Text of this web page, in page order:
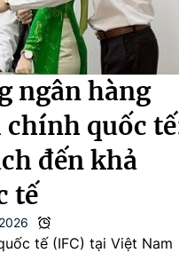
ngân hàng
quốc
đến khả
tế
tế (IFC) tại Việt Nam